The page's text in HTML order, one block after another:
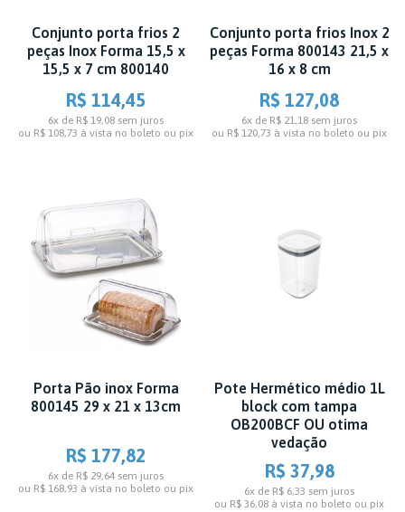
Conjunto porta frios 2
peças Inox Forma 15,5 x
15,5 x 7 cm 800140
R$ 114,45
6x de R$ 19,08 sem juros
ou R$ 108,73 à vista no boleto ou pix
Conjunto porta frios Inox 2
peças Forma 800143 21,5 x
16 x 8 cm
R$ 127,08
6x de R$ 21,18 sem juros
ou R$ 120,73 à vista no boleto ou pix
Porta Pão inox Forma
800145 29 x 21 x 13cm
R$ 177,82
6x de R$ 29,64 sem juros
ou R$ 168,93 à vista no boleto ou pix
Pote Hermético médio 1L
block com tampa
OB200BCF OU otima
vedação
R$ 37,98
6x de R$ 6,33 sem juros
ou R$ 36,08 à vista no boleto ou pix